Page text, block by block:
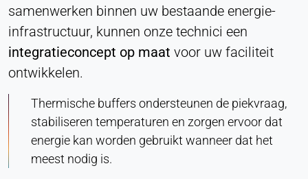
samenwerken binnen uw bestaande energie-
infrastructuur, kunnen onze technici een
integratieconcept op maat voor uw faciliteit
ontwikkelen.
Thermische buffers ondersteunen de piekvraag,
stabiliseren temperaturen en zorgen ervoor dat
energie kan worden gebruikt wanneer dat het
meest nodig is.